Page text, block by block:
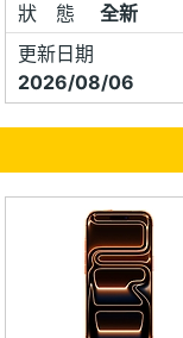
狀 態
全新
更新日期
2026/08/06